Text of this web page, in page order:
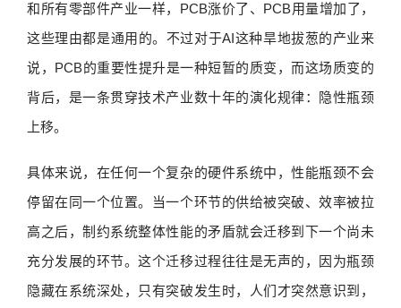
和所有零部件产业一样，PCB涨价了、PCB用量增加了，
这些理由都是通用的。不过对于AI这种旱地拔葱的产业来
说，PCB的重要性提升是一种短暂的质变，而这场质变的
背后，是一条贯穿技术产业数十年的演化规律：隐性瓶颈
上移。
具体来说，在任何一个复杂的硬件系统中，性能瓶颈不会
停留在同一个位置。当一个环节的供给被突破、效率被拉
高之后，制约系统整体性能的矛盾就会迁移到下一个尚未
充分发展的环节。这个迁移过程往往是无声的，因为瓶颈
隐藏在系统深处，只有突破发生时，人们才突然意识到，